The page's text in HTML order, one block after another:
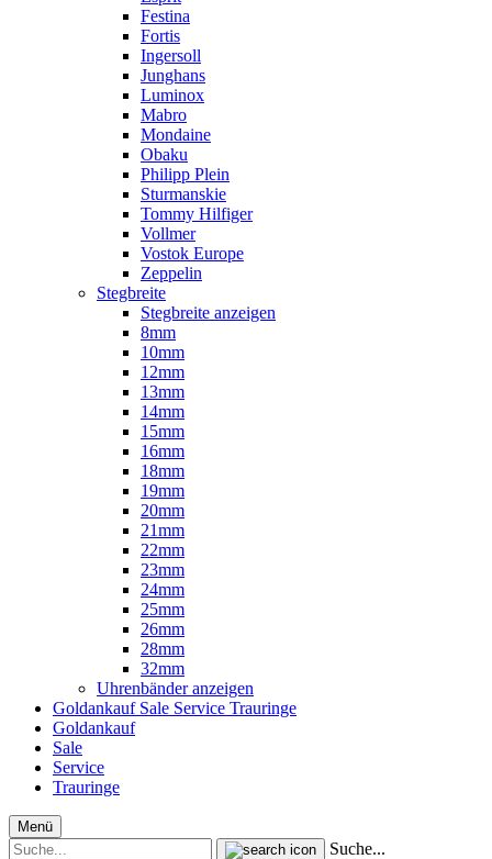
Festina
Fortis
Ingersoll
Junghans
Luminox
Mabro
Mondaine
Obaku
Philipp Plein
Sturmanskie
Tommy Hilfiger
Vollmer
Vostok Europe
Zeppelin
Stegbreite
Stegbreite anzeigen
8mm
10mm
12mm
13mm
14mm
15mm
16mm
18mm
19mm
20mm
21mm
22mm
23mm
24mm
25mm
26mm
28mm
32mm
Uhrenbänder anzeigen
Goldankauf Sale Service Trauringe
Goldankauf
Sale
Service
Trauringe
Menü
Suche...